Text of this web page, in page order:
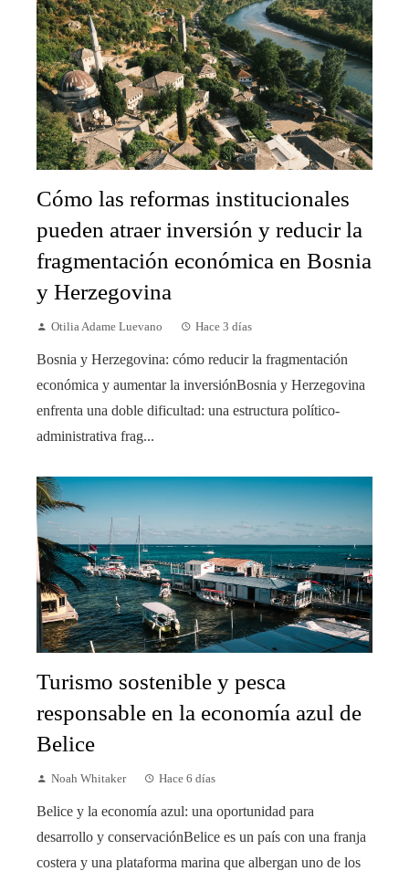
Cómo las reformas institucionales
pueden atraer inversión y reducir la
fragmentación económica en Bosnia
y Herzegovina
Otilia Adame Luevano Hace 3 días
Bosnia y Herzegovina: cómo reducir la fragmentación
económica y aumentar la inversiónBosnia y Herzegovina
enfrenta una doble dificultad: una estructura político-
administrativa frag...
Turismo sostenible y pesca
responsable en la economía azul de
Belice
Noah Whitaker Hace 6 días
Belice y la economía azul: una oportunidad para
desarrollo y conservaciónBelice es un país con una franja
costera y una plataforma marina que albergan uno de los